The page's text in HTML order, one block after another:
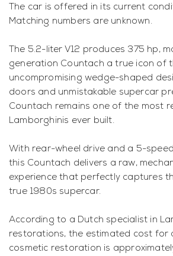
The car is offered in its current
Matching numbers are unknown.
The 5.2-liter V12 produces 375 hp,
generation Countach a true icon of
uncompromising wedge-shaped
doors and unmistakable supercar
Countach remains one of the most
Lamborghinis ever built.
With rear-wheel drive and a 5-
this Countach delivers a raw,
experience that perfectly captures
true 1980s supercar.
According to a Dutch specialist in
restorations, the estimated cost for
cosmetic restoration is